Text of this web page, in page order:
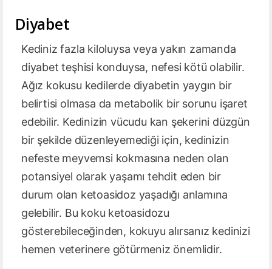
Diyabet
Kediniz fazla kiloluysa veya yakın zamanda
diyabet teşhisi konduysa, nefesi kötü olabilir.
Ağız kokusu kedilerde diyabetin yaygın bir
belirtisi olmasa da metabolik bir sorunu işaret
edebilir. Kedinizin vücudu kan şekerini düzgün
bir şekilde düzenleyemediği için, kedinizin
nefeste meyvemsi kokmasına neden olan
potansiyel olarak yaşamı tehdit eden bir
durum olan ketoasidoz yaşadığı anlamına
gelebilir. Bu koku ketoasidozu
gösterebileceğinden, kokuyu alırsanız kedinizi
hemen veterinere götürmeniz önemlidir.